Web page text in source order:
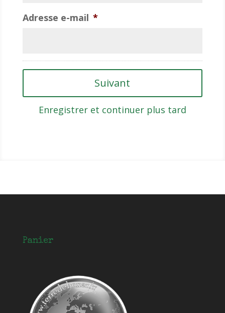
Adresse e-mail *
Enregistrer et continuer plus tard
Panier